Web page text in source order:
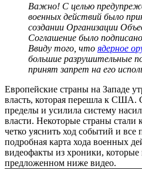
Важно! С целью
военных действий было
создании Организации
Соглашение было
Ввиду того, что ядерное
большие разрушительные
принят запрет на его
Европейские страны на Западе
власть, которая перешла к
пределы и усилила систему
власти. Некоторые страны стали
четко уяснить ход событий и все
подробная карта хода военных
видеофакты из хроники,
предложенном ниже видео.